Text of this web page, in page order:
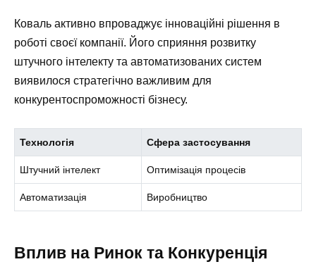
Коваль активно впроваджує інноваційні рішення в
роботі своєї компанії. Його сприяння розвитку
штучного інтелекту та автоматизованих систем
виявилося стратегічно важливим для
конкурентоспроможності бізнесу.
Технологія Сфера застосування
Штучний інтелект Оптимізація процесів
Автоматизація Виробництво
Вплив на Ринок та Конкуренція